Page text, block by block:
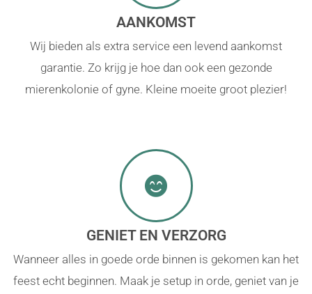
AANKOMST
Wij bieden als extra service een levend aankomst
garantie. Zo krijg je hoe dan ook een gezonde
mierenkolonie of gyne. Kleine moeite groot plezier!
GENIET EN VERZORG
Wanneer alles in goede orde binnen is gekomen kan het
feest echt beginnen. Maak je setup in orde, geniet van je